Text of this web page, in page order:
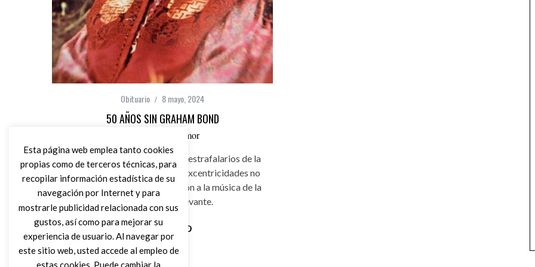
Obituario 8 mayo, 2024
50 AÑOS SIN GRAHAM BOND
Javier Casamor
Fue uno de los personajes más estrafalarios de la
escena R&B inglesa, pero sus excentricidades no
deben ocultar que su aportación a la música de la
época fue muy relevante.
Leer Más
Esta página web emplea tanto cookies
propias como de terceros técnicas, para
recopilar información estadística de su
navegación por Internet y para
mostrarle publicidad relacionada con sus
gustos, así como para mejorar su
experiencia de usuario. Al navegar por
este sitio web, usted accede al empleo de
estas cookies. Puede cambiar la